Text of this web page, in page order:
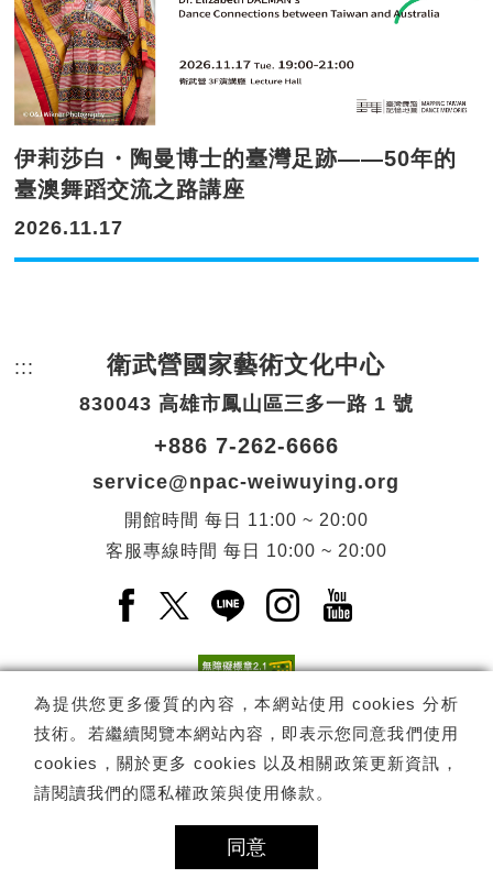
伊莉莎白・陶曼博士的臺灣足跡——50年的
臺澳舞蹈交流之路講座
2026.11.17
為提供您更多優質的內容，本網站使用 cookies 分析
技術。若繼續閱覽本網站內容，即表示您同意我們使用
cookies，關於更多 cookies 以及相關政策更新資訊，
請閱讀我們的隱私權政策與使用條款 。
同意
::: 頁尾網站資訊。
衛武營國家藝術文化中心
830043 高雄市鳳山區三多一路 1 號
+886 7-262-6666
service@npac-weiwuying.org
開館時間 每日
11:00 ~ 20:00
客服專線時間 每日 10:00 ~ 20:00
Facebook(另開新視窗)
X(另開新視窗)
LINE(另開新視窗)
Instagram(另開新視
YouTube(另開
電子報訂閱 訂閱
Copyright © 國家表演藝術中心 -衛武營國家藝術文化中心
隱私權政策 網站導覽